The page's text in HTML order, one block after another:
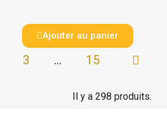
Ajouter au panier
3 … 15
Il y a 298 produits.